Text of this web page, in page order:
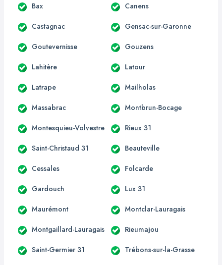
Bax Canens
Castagnac Gensac-sur-Garonne
Goutevernisse Gouzens
Lahitère Latour
Latrape Mailholas
Massabrac Montbrun-Bocage
Montesquieu-Volvestre Rieux 31
Saint-Christaud 31 Beauteville
Cessales Folcarde
Gardouch Lux 31
Maurémont Montclar-Lauragais
Montgaillard-Lauragais Rieumajou
Saint-Germier 31 Trébons-sur-la-Grasse